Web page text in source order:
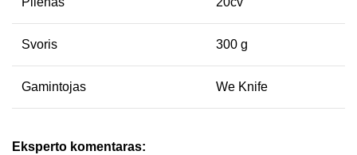
Svoris 300 g
Gamintojas We Knife
Eksperto komentaras: